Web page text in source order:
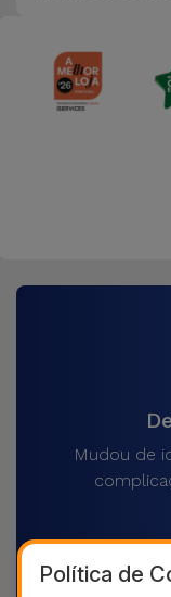
Mudou de
Política de